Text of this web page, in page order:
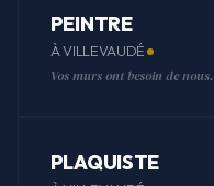
PEINTRE
À VILLEVAUDÉ
Vos murs ont besoin de nous.
PLAQUISTE